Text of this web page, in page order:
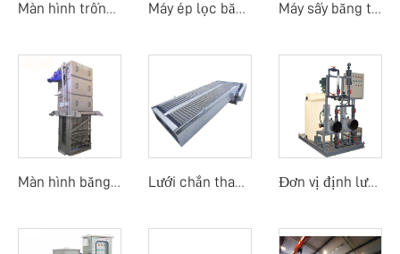
Màn hình trống quay ngoài Máy ép lọc băng tải trống quay Máy sấy băng tải nhiệt độ thấp bằng bơm nhiệt
Màn hình băng dòng trung tâm Lưới chắn thanh mảnh Đơn vị định lượng thủ công